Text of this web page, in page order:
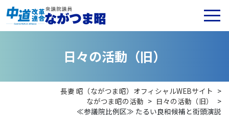
日々の活動 （旧）
長妻 昭（ながつま昭）オフィシャルWEBサイト >
ながつま昭の活動 > 日々の活動（旧）
>
≪参議院比例区≫ たるい良和候補と街頭演説